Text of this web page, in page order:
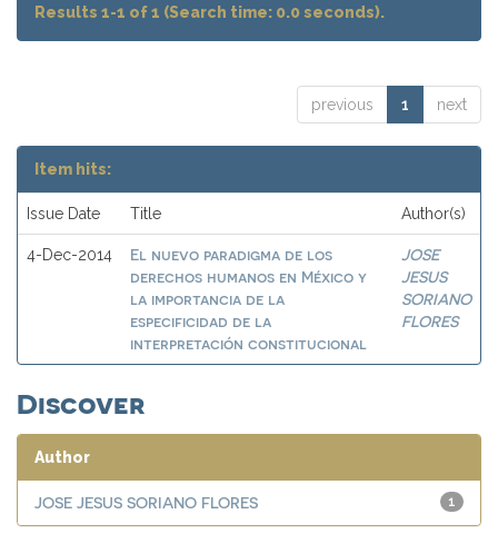
Results 1-1 of 1 (Search time: 0.0 seconds).
previous 1 next
Item hits:
Issue Date Title Author(s)
4-Dec-2014
El nuevo paradigma de los
derechos humanos en México y
la importancia de la
especificidad de la
interpretación constitucional
JOSE
JESUS
SORIANO
FLORES
Discover
Author
1
JOSE JESUS SORIANO FLORES